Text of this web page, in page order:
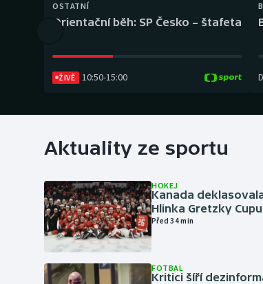
OSTATNÍ
Orientační běh: SP Česko – štafeta
ŽIVĚ 10:50-15:00
Aktuality ze sportu
HOKEJ
Kanada
Hlinka Gretzky
Před 34 min
FOTBAL
Kritici šíří